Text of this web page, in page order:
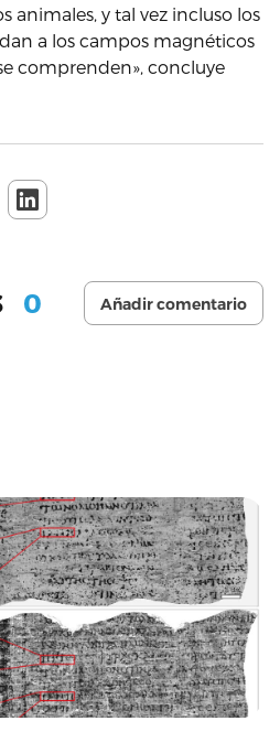
animales, y tal vez incluso los
a los campos magnéticos
comprenden», concluye
0 Añadir comentario